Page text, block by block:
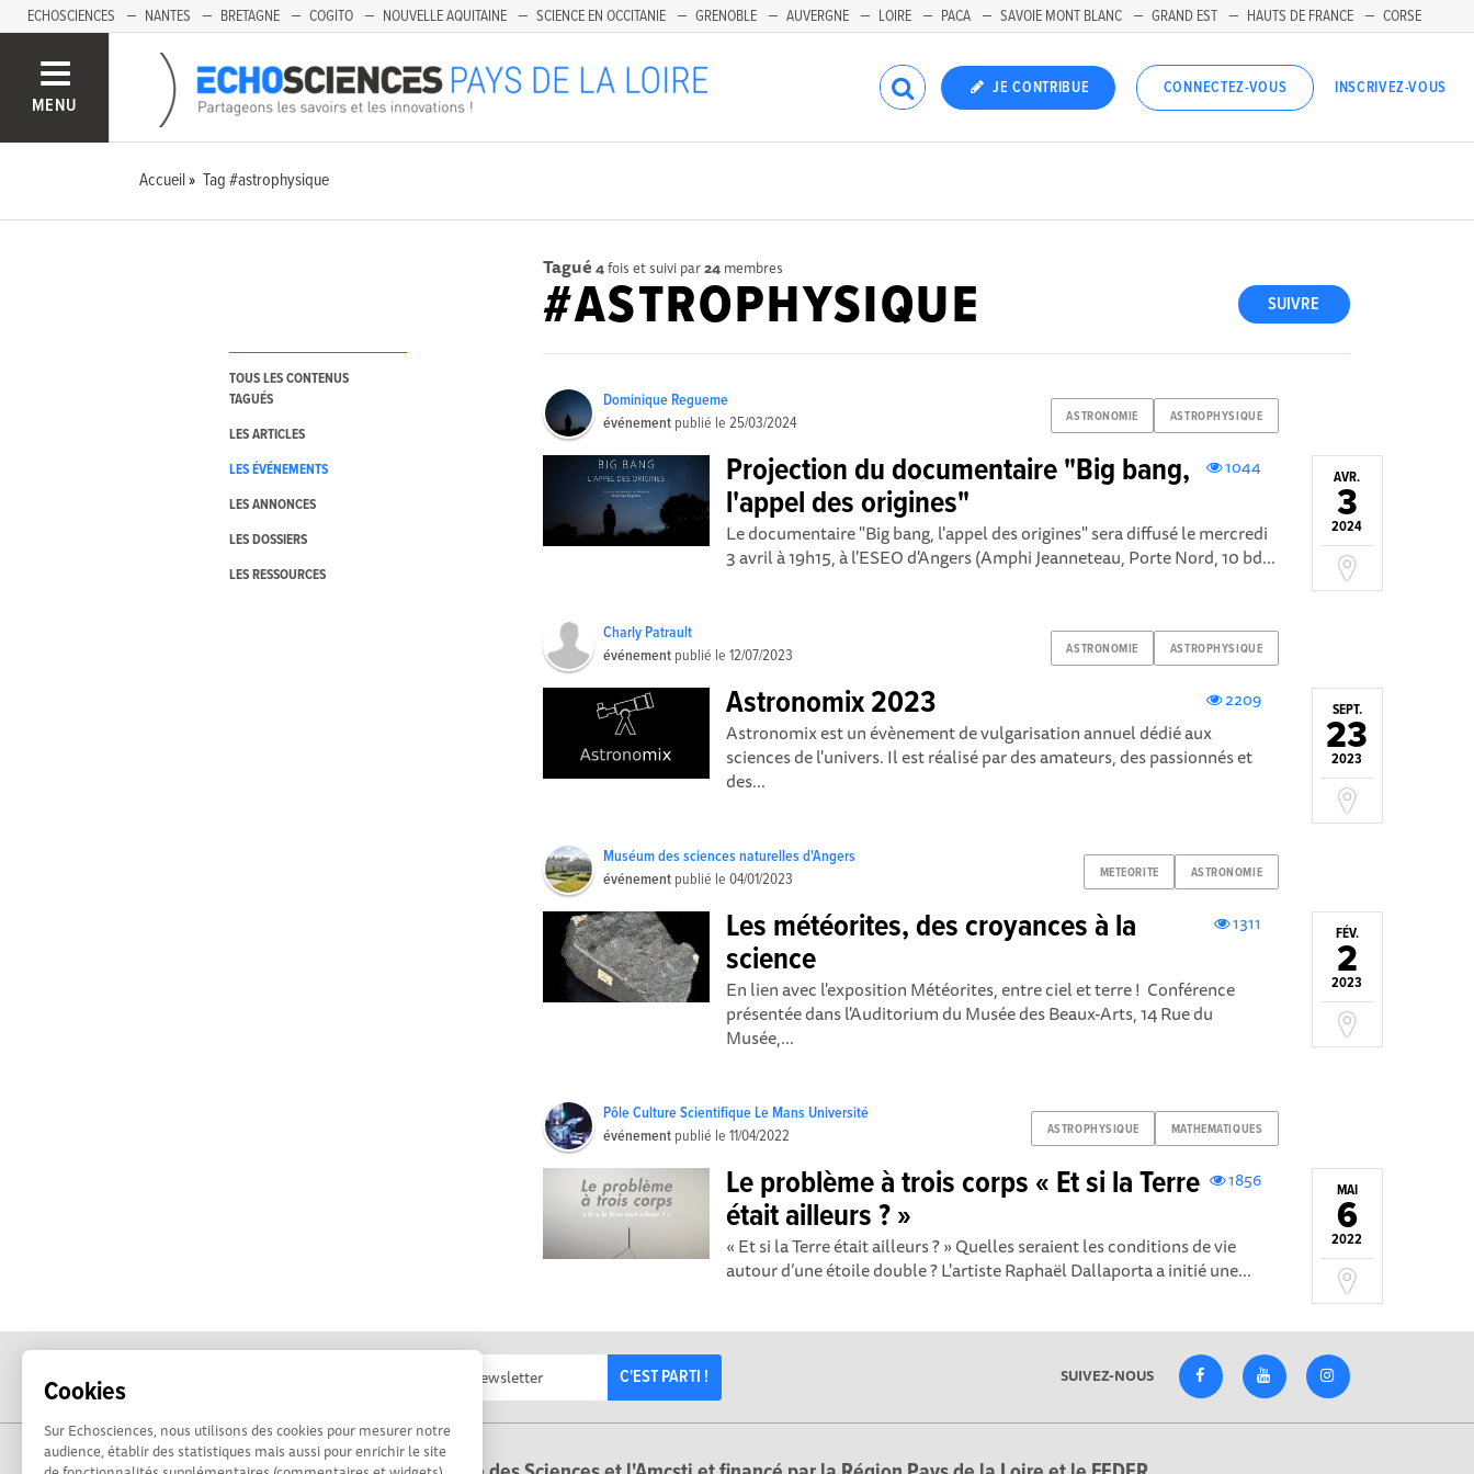
Cookies
Sur Echosciences, nous utilisons des cookies pour mesurer notre
audience, établir des statistiques mais aussi pour enrichir le site
ECHOSCIENCES NANTES BRETAGNE COGITO NOUVELLE AQUITAINE SCIENCE EN OCCITANIE GRENOBLE AUVERGNE LOIRE PACA SAVOIE MONT BLANC GRAND EST HAUTS DE FRANCE CORSE
MENU
JE CONTRIBUE CONNECTEZ-VOUS INSCRIVEZ-VOUS
Accueil Tag #astrophysique
TOUS LES CONTENUS
TAGUÉS
LES ARTICLES
LES ÉVÉNEMENTS
LES ANNONCES
LES DOSSIERS
LES RESSOURCES
Tagué 4fois et suivi par24 membres
SUIVRE
#ASTROPHYSIQUE
ASTRONOMIE ASTROPHYSIQUE
Dominique Regueme
événement publié le25/03/2024
AVR.
3
2024
1044
Projection du documentaire "Big bang,
l'appel des origines"
Le documentaire "Big bang, l'appel des origines" sera diffusé le mercredi
3 avril à 19h15, à l'ESEO d'Angers (Amphi Jeanneteau, Porte Nord, 10 bd...
ASTRONOMIE ASTROPHYSIQUE
Charly Patrault
événement publié le12/07/2023
SEPT.
23
2023
2209
Astronomix 2023
Astronomix est un évènement de vulgarisation annuel dédié aux
sciences de l'univers. Il est réalisé par des amateurs, des passionnés et
des...
METEORITE ASTRONOMIE
Muséum des sciences naturelles d'Angers
événement publié le04/01/2023
FÉV.
2
2023
1311
Les météorites, des croyances à la
science
En lien avec l'exposition Météorites, entre ciel et terre ! Conférence
présentée dans l'Auditorium du Musée des Beaux-Arts, 14 Rue du
Musée,...
ASTROPHYSIQUE MATHEMATIQUES
Pôle Culture Scientifique Le Mans Université
événement publié le11/04/2022
MAI
6
2022
1856
Le problème à trois corps « Et si la Terre
était ailleurs ? »
« Et si la Terre était ailleurs ? » Quelles seraient les conditions de vie
autour d’une étoile double ? L'artiste Raphaël Dallaporta a initié une...
C'EST PARTI ! SUIVEZ-NOUS